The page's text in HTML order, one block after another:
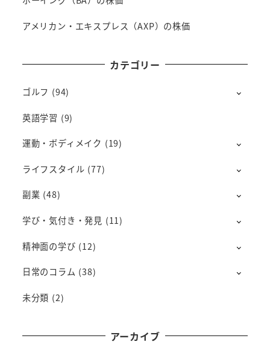
アメリカン・エキスプレス（AXP）の株価
カテゴリー
ゴルフ (94)
英語学習 (9)
運動・ボディメイク (19)
ライフスタイル (77)
副業 (48)
学び・気付き・発見 (11)
精神面の学び (12)
日常のコラム (38)
未分類 (2)
アーカイブ